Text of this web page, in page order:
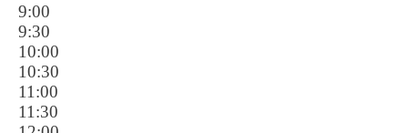
9:00
9:30
10:00
10:30
11:00
11:30